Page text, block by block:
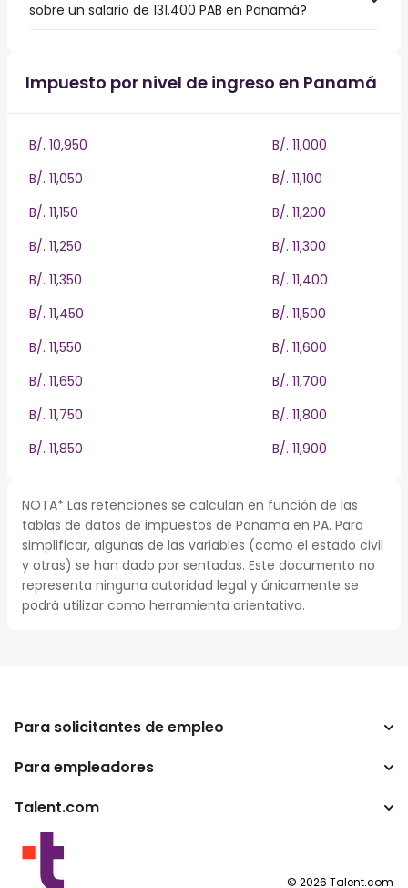
sobre un salario de 131.400 PAB en Panamá?
Impuesto por nivel de ingreso en Panamá
B/. 10,950
B/. 11,000
B/. 11,050
B/. 11,100
B/. 11,150
B/. 11,200
B/. 11,250
B/. 11,300
B/. 11,350
B/. 11,400
B/. 11,450
B/. 11,500
B/. 11,550
B/. 11,600
B/. 11,650
B/. 11,700
B/. 11,750
B/. 11,800
B/. 11,850
B/. 11,900
NOTA* Las retenciones se calculan en función de las
tablas de datos de impuestos de Panama en PA. Para
simplificar, algunas de las variables (como el estado civil
y otras) se han dado por sentadas. Este documento no
representa ninguna autoridad legal y únicamente se
podrá utilizar como herramienta orientativa.
Para solicitantes de empleo
Buscador de trabajo
Para empleadores
Empresa
Programas para publishers
Talent.com
Otros países
Condiciones de uso
© 2026 Talent.com